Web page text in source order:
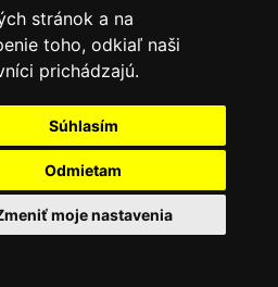
stránok a na
toho, odkiaľ naši
prichádzajú.
Súhlasím
Odmietam
moje nastavenia